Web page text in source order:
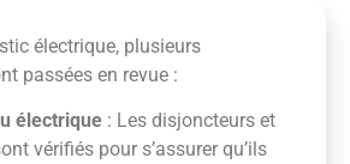
électrique, plusieurs
passées en revue :
électrique : Les disjoncteurs et
vérifiés pour s’assurer qu’ils